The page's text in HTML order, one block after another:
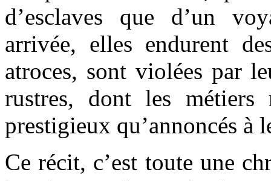
d’esclaves que d’un
arrivée, elles endurent
atroces, sont violées par
rustres, dont les
prestigieux qu’annoncés à
Ce récit, c’est toute une